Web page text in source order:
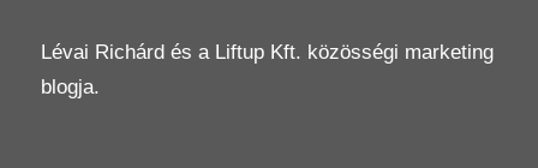
Lévai Richárd és a Liftup Kft. közösségi marketing
blogja.